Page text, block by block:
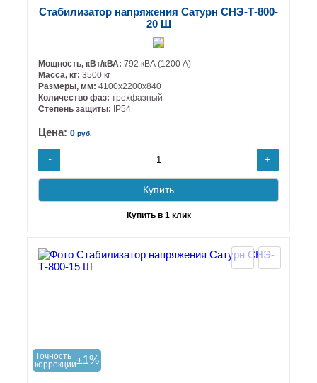
Стабилизатор напряжения Сатурн СНЭ-Т-800-
20 Ш
Мощность, кВт/кВА: 792 кВА (1200 А)
Масса, кг: 3500 кг
Размеры, мм: 4100х2200х840
Количество фаз: трехфазный
Степень защиты:
IP54
Цена: 0 руб.
- +
Купить
Купить в 1 клик
Tочность
коррекции±1%